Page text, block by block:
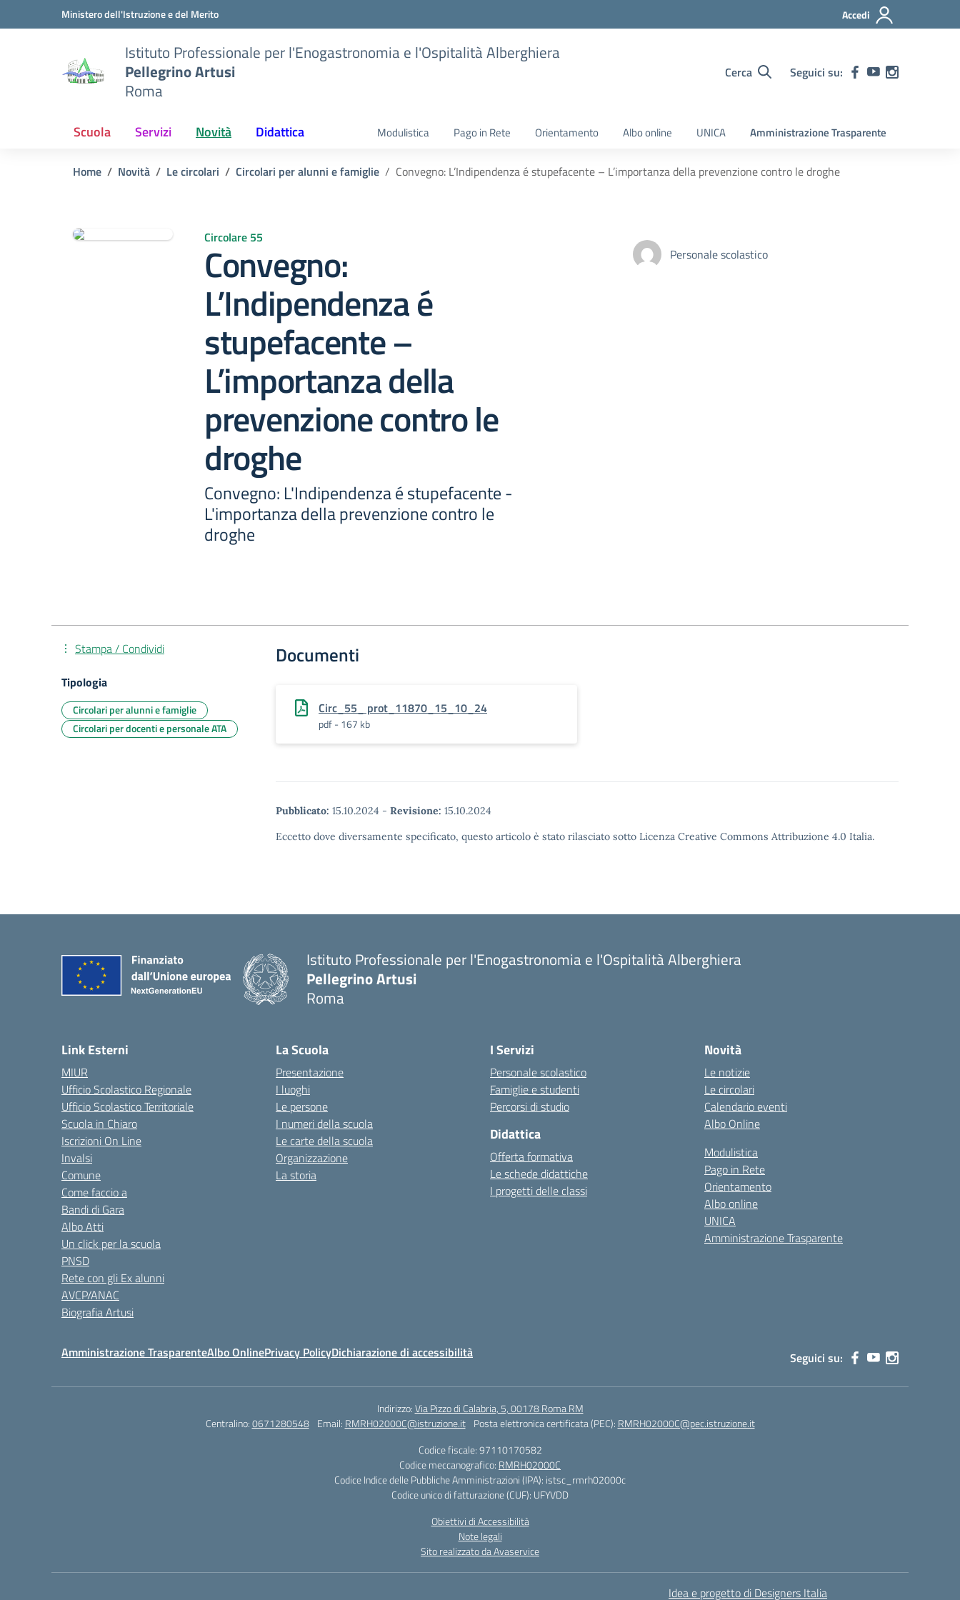
Vai ai contenuti
Vai al menu di navigazioneMinistero dell'Istruzione e del Merito Accedi
Istituto Professionale per l'Enogastronomia e l'Ospitalità Alberghiera
Pellegrino Artusi
Roma
Cerca Seguici su:
Scuola Servizi Novità Didattica Modulistica Pago in Rete Orientamento Albo online UNICA Amministrazione Trasparente
Home Novità Le circolari Circolari per alunni e famiglie Convegno: L’Indipendenza é stupefacente – L’importanza della prevenzione contro le droghe
Circolare 55
Convegno:
L’Indipendenza é
stupefacente –
L’importanza della
prevenzione contro le
droghe
Convegno: L'Indipendenza é stupefacente -
L'importanza della prevenzione contro le
droghe
Personale scolastico
Documenti
Circ_55_ prot_11870_15_10_24
pdf - 167 kb
Pubblicato: 15.10.2024 - Revisione: 15.10.2024
Eccetto dove diversamente specificato, questo articolo è stato rilasciato sotto Licenza Creative Commons Attribuzione 4.0 Italia.
Stampa / Condividi
Tipologia
Circolari per alunni e famiglie
Circolari per docenti e personale ATA
Istituto Professionale per l'Enogastronomia e l'Ospitalità Alberghiera
Pellegrino Artusi
Roma
Link Esterni
MIUR
Ufficio Scolastico Regionale
Ufficio Scolastico Territoriale
Scuola in Chiaro
Iscrizioni On Line
Invalsi
Comune
Come faccio a
Bandi di Gara
Albo Atti
Un click per la scuola
PNSD
Rete con gli Ex alunni
AVCP/ANAC
Biografia Artusi
La Scuola
Presentazione
I luoghi
Le persone
I numeri della scuola
Le carte della scuola
Organizzazione
La storia
I Servizi
Personale scolastico
Famiglie e studenti
Percorsi di studio
Didattica
Offerta formativa
Le schede didattiche
I progetti delle classi
Novità
Le notizie
Le circolari
Calendario eventi
Albo Online
Modulistica
Pago in Rete
Orientamento
Albo online
UNICA
Amministrazione Trasparente
Amministrazione TrasparenteAlbo OnlinePrivacy PolicyDichiarazione di accessibilità Seguici su:
Indirizzo:Via Pizzo di Calabria, 5, 00178 Roma RM
Centralino:0671280548 Email: RMRH02000C@istruzione.it Posta elettronica certificata (PEC): RMRH02000C@pec.istruzione.it
Codice fiscale: 97110170582
Codice meccanografico: RMRH02000C
Codice Indice delle Pubbliche Amministrazioni (IPA): istsc_rmrh02000c
Codice unico di fatturazione (CUF): UFYVDD
Obiettivi di Accessibilità
Note legali
Sito realizzato da Avaservice
Idea e progetto di Designers Italia